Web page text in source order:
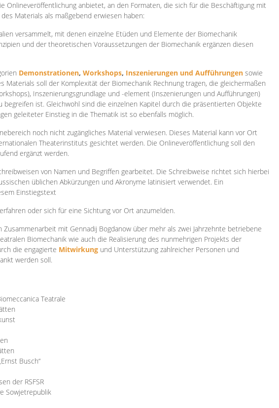
Onlineveröffentlichung anbietet, an den Formaten, die sich für die Beschäftigung mit
Materials als maßgebend erwiesen haben:
versammelt, mit denen einzelne Etüden und Elemente der Biomechanik
und der theoretischen Voraussetzungen der Biomechanik ergänzen diesen
Demonstrationen, Workshops, Inszenierungen und Aufführungen sowie
Materials soll der Komplexität der Biomechanik Rechnung tragen, die gleichermaßen
Inszenierungsgrundlage und -element (Inszenierungen und Aufführungen)
ist. Gleichwohl sind die einzelnen Kapitel durch die präsentierten Objekte
geleiteter Einstieg in die Thematik ist so ebenfalls möglich.
noch nicht zugängliches Material verwiesen. Dieses Material kann vor Ort
Theaterinstituts gesichtet werden. Die Onlineveröffentlichung soll den
ergänzt werden.
von Namen und Begriffen gearbeitet. Die Schreibweise richtet sich hierbei
üblichen Abkürzungen und Akronyme latinisiert verwendet. Ein
Einstiegstext
oder sich für eine Sichtung vor Ort anzumelden.
mit Gennadij Bogdanow über mehr als zwei Jahrzehnte betriebene
Biomechanik wie auch die Realisierung des nunmehrigen Projekts der
die engagierte Mitwirkung und Unterstützung zahlreicher Personen und
werden soll.
Teatrale
Busch“
der RSFSR
Sowjetrepublik